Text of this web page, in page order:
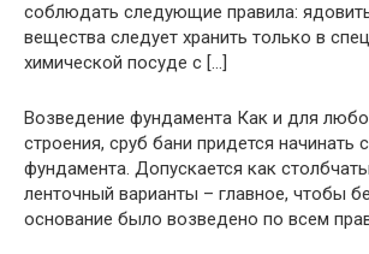
соблюдать следующие правила:
вещества следует хранить только в
химической посуде с […]
Возведение фундамента Как и для
строения, сруб бани придется начинать
фундамента. Допускается как
ленточный варианты – главное, чтобы
основание было возведено по всем